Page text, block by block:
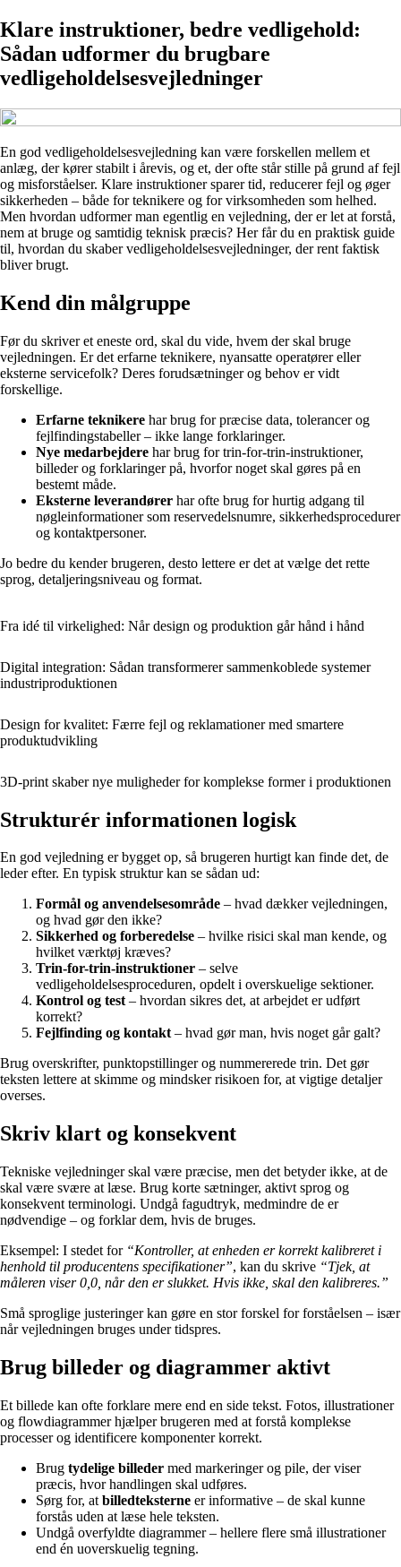
Klare instruktioner, bedre vedligehold:
Sådan udformer du brugbare
vedligeholdelsesvejledninger
En god vedligeholdelsesvejledning kan være forskellen mellem et
anlæg, der kører stabilt i årevis, og et, der ofte står stille på grund af fejl
og misforståelser. Klare instruktioner sparer tid, reducerer fejl og øger
sikkerheden – både for teknikere og for virksomheden som helhed.
Men hvordan udformer man egentlig en vejledning, der er let at forstå,
nem at bruge og samtidig teknisk præcis? Her får du en praktisk guide
til, hvordan du skaber vedligeholdelsesvejledninger, der rent faktisk
bliver brugt.
Kend din målgruppe
Før du skriver et eneste ord, skal du vide, hvem der skal bruge
vejledningen. Er det erfarne teknikere, nyansatte operatører eller
eksterne servicefolk? Deres forudsætninger og behov er vidt
forskellige.
Erfarne teknikere har brug for præcise data, tolerancer og
fejlfindingstabeller – ikke lange forklaringer.
Nye medarbejdere har brug for trin-for-trin-instruktioner,
billeder og forklaringer på, hvorfor noget skal gøres på en
bestemt måde.
Eksterne leverandører har ofte brug for hurtig adgang til
nøgleinformationer som reservedelsnumre, sikkerhedsprocedurer
og kontaktpersoner.
Jo bedre du kender brugeren, desto lettere er det at vælge det rette
sprog, detaljeringsniveau og format.
Fra idé til virkelighed: Når design og produktion går hånd i hånd
Digital integration: Sådan transformerer sammenkoblede systemer
industriproduktionen
Design for kvalitet: Færre fejl og reklamationer med smartere
produktudvikling
3D-print skaber nye muligheder for komplekse former i produktionen
Strukturér informationen logisk
En god vejledning er bygget op, så brugeren hurtigt kan finde det, de
leder efter. En typisk struktur kan se sådan ud:
Formål og anvendelsesområde – hvad dækker vejledningen,
og hvad gør den ikke?
Sikkerhed og forberedelse – hvilke risici skal man kende, og
hvilket værktøj kræves?
Trin-for-trin-instruktioner – selve
vedligeholdelsesproceduren, opdelt i overskuelige sektioner.
Kontrol og test– hvordan sikres det, at arbejdet er udført
korrekt?
Fejlfinding og kontakt– hvad gør man, hvis noget går galt?
Brug overskrifter, punktopstillinger og nummererede trin. Det gør
teksten lettere at skimme og mindsker risikoen for, at vigtige detaljer
overses.
Skriv klart og konsekvent
Tekniske vejledninger skal være præcise, men det betyder ikke, at de
skal være svære at læse. Brug korte sætninger, aktivt sprog og
konsekvent terminologi. Undgå fagudtryk, medmindre de er
nødvendige – og forklar dem, hvis de bruges.
Eksempel: I stedet for “Kontroller, at enheden er korrekt kalibreret i
henhold til producentens specifikationer”, kan du skrive “Tjek, at
måleren viser 0,0, når den er slukket. Hvis ikke, skal den kalibreres.”
Små sproglige justeringer kan gøre en stor forskel for forståelsen – især
når vejledningen bruges under tidspres.
Brug billeder og diagrammer aktivt
Et billede kan ofte forklare mere end en side tekst. Fotos, illustrationer
og flowdiagrammer hjælper brugeren med at forstå komplekse
processer og identificere komponenter korrekt.
Brug tydelige billeder med markeringer og pile, der viser
præcis, hvor handlingen skal udføres.
Sørg for, at billedteksterne er informative – de skal kunne
forstås uden at læse hele teksten.
Undgå overfyldte diagrammer – hellere flere små illustrationer
end én uoverskuelig tegning.